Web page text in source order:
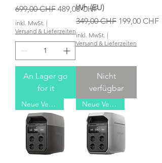
Standardpreis
699,00 CHF Sale-Preis
489,00 CHF
inkl. MwSt. |
Versand & Lieferzeiten
An Lager go
for it
Wh (EU)
Standardpreis
349,00 CHF Sale-Preis
199,00 CHF
inkl. MwSt. |
Versand & Lieferzeiten
Nicht
verfügbar
Neue Version Neue Version